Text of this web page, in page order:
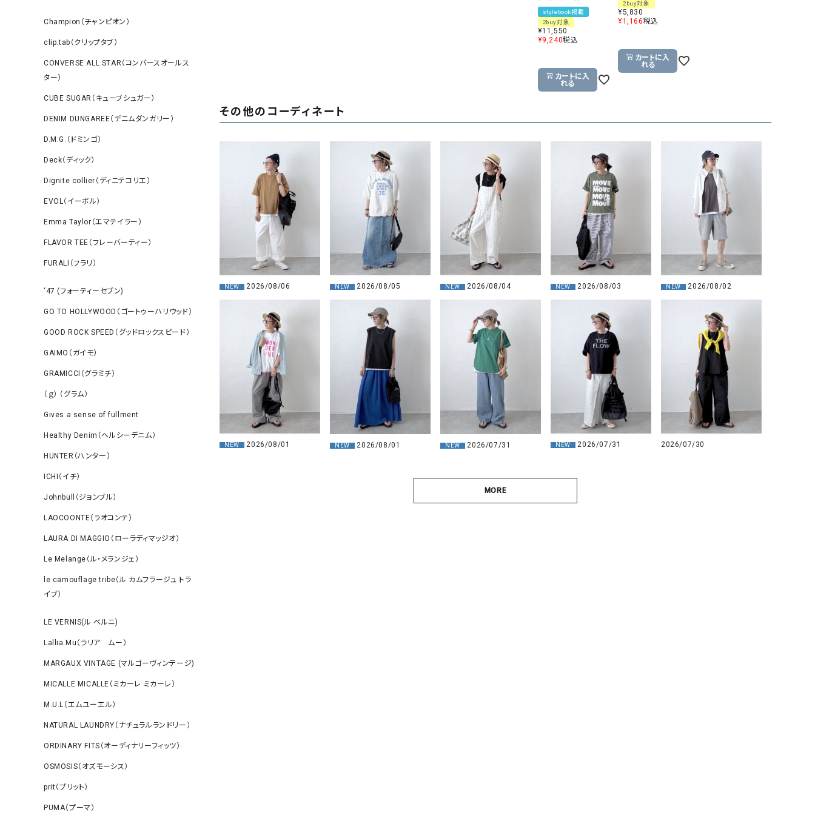
Champion（チャンピオン）
clip.tab（クリップタブ）
CONVERSE ALL STAR（コンバースオールス
ター）
CUBE SUGAR（キューブシュガー）
DENIM DUNGAREE（デニムダンガリー）
D.M.G.（ドミンゴ）
Deck（ディック）
Dignite collier（ディニテコリエ）
EVOL（イーボル）
Emma Taylor（エマテイラー）
FLAVOR TEE（フレーバーティー）
FURALI（フラリ）
‘47 (フォーティーセブン)
GO TO HOLLYWOOD（ゴートゥーハリウッド）
GOOD ROCK SPEED（グッドロックスピード）
GAIMO（ガイモ）
GRAMICCI（グラミチ）
（ｇ） （グラム）
Gives a sense of fullment
Healthy Denim（ヘルシーデニム）
HUNTER（ハンター）
ICHI（イチ）
Johnbull（ジョンブル）
LAOCOONTE（ラオコンテ）
LAURA DI MAGGIO（ローラディマッジオ）
Le Melange（ル・メランジェ）
le camouflage tribe（ル カムフラージュ トラ
イブ）
LE VERNIS(ル ベルニ)
Lallia Mu（ラリア ムー）
MARGAUX VINTAGE (マルゴーヴィンテージ)
MICALLE MICALLE（ミカーレ ミカーレ）
M.U.L（エムユーエル）
NATURAL LAUNDRY（ナチュラルランドリー）
ORDINARY FITS（オーディナリーフィッツ）
OSMOSIS（オズモーシス）
prit（プリット）
PUMA（プーマ）
stylebook掲載
2buy対象
¥11,550
¥9,240税込
カートに入
れる
2buy対象
¥5,830
¥1,166税込
カートに入
れる
その他のコーディネート
NEW 2026/08/06 NEW 2026/08/05 NEW 2026/08/04 NEW 2026/08/03 NEW 2026/08/02
NEW 2026/08/01 NEW 2026/08/01 NEW 2026/07/31 NEW 2026/07/31 2026/07/30
MORE